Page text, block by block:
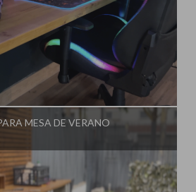
Influencer:
MESA DE VERANO